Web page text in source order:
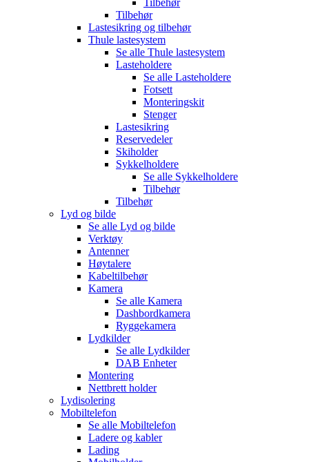
Tilbehør
Lastesikring og tilbehør
Thule lastesystem
Se alle Thule lastesystem
Lasteholdere
Se alle Lasteholdere
Fotsett
Monteringskit
Stenger
Lastesikring
Reservedeler
Skiholder
Sykkelholdere
Se alle Sykkelholdere
Tilbehør
Tilbehør
Lyd og bilde
Se alle Lyd og bilde
Verktøy
Antenner
Høytalere
Kabeltilbehør
Kamera
Se alle Kamera
Dashbordkamera
Ryggekamera
Lydkilder
Se alle Lydkilder
DAB Enheter
Montering
Nettbrett holder
Lydisolering
Mobiltelefon
Se alle Mobiltelefon
Ladere og kabler
Lading